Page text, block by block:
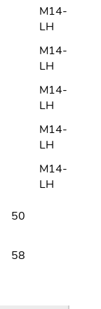
M14-
LH
M14-
LH
M14-
LH
M14-
LH
M14-
LH
50
58